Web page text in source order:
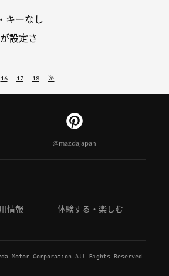
キーなし
設定さ
16 17 18 ≫
@mazdajapan
情報 体験する・楽しむ
Motor Corporation All Rights Reserved.